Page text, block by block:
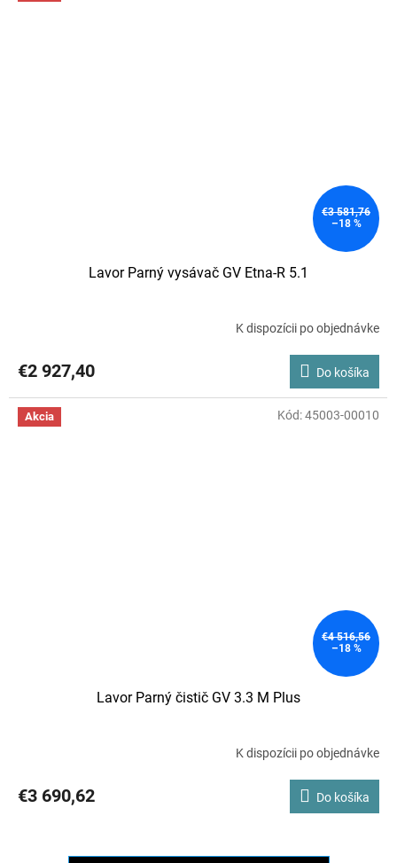
€3 581,76
–18 %
Lavor Parný vysávač GV Etna-R 5.1
K dispozícii po objednávke
€2 927,40 Do košíka
Akcia
€4 516,56
–18 %
Lavor Parný čistič GV 3.3 M Plus
K dispozícii po objednávke
€3 690,62 Do košíka
Kód:45003-00010